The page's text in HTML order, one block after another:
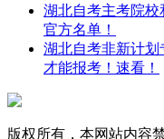
湖北自考主考院
官方名单！
湖北自考非新计
才能报考！速看！
版权所有，本网站内容